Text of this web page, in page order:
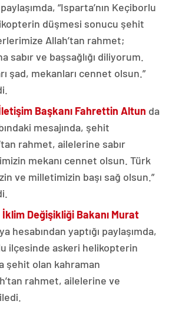
“Isparta’nın Keçiborlu
düşmesi sonucu şehit
Allah’tan rahmet;
sabır ve başsağlığı diliyorum.
şad, mekanları cennet olsun.”
Başkanı Fahrettin Altun da
mesajında, şehit
rahmet, ailelerine sabır
mekanı cennet olsun. Türk
ve milletimizin başı sağ olsun.”
Değişikliği Bakanı Murat
hesabından yaptığı paylaşımda,
ilçesinde askeri helikopterin
şehit olan kahraman
rahmet, ailelerine ve